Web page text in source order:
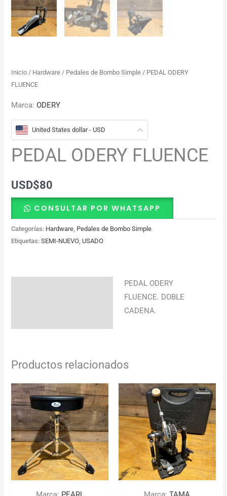
Inicio / Hardware / Pedales de Bombo Simple / PEDAL ODERY
FLUENCE
Marca:ODERY
United States dollar - USD
PEDAL ODERY FLUENCE
USD$80
CONSULTAR POR WHATSAPP
Categorías: Hardware Pedales de Bombo Simple
Etiquetas:SEMI-NUEVO USADO
PEDAL ODERY
FLUENCE. DOBLE
CADENA.
Productos relacionados